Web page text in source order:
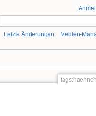
Letzte Änderungen Medien-